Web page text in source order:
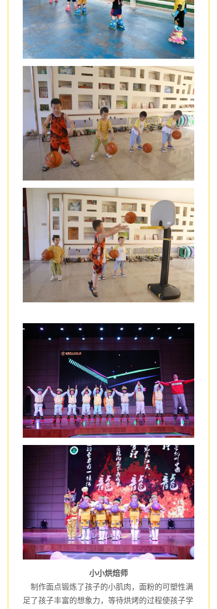
小小烘焙师
制作面点锻炼了孩子的小肌肉，面粉的可塑性满
足了孩子丰富的想象力，等待烘烤的过程使孩子学